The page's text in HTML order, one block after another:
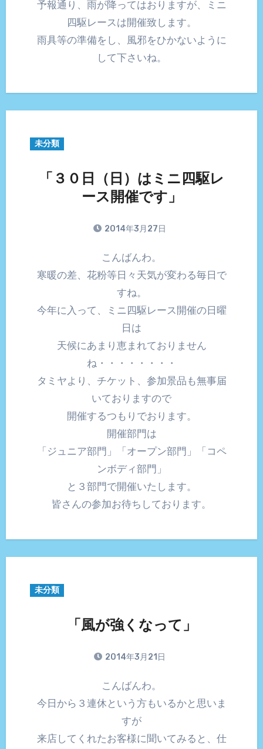
予報通り、雨が降ってはおりますが、ミニ
四駆レースは開催致します。
雨具等の準備をし、風邪をひかないように
して下さいね。
未分類
「３０日（日）はミニ四駆レ
ース開催です」
2014年3月27日
こんばんわ。
寒暖の差、花粉等日々天気が変わる毎日で
すね。
今年に入って、ミニ四駆レース開催の日曜
日は
天候にあまり恵まれておりません
ね・・・・・・・・
タミヤより、チケット、参加景品も無事届
いておりますので
開催するつもりでおります。
開催部門は
「ジュニア部門」「オープン部門」「コペ
ンボディ部門」
と３部門で開催いたします。
皆さんの参加お待ちしております。
未分類
「風が強くなって」
2014年3月21日
こんばんわ。
今日から３連休という方もいるかと思いま
すが
来店してくれたお客様に聞いてみると、仕